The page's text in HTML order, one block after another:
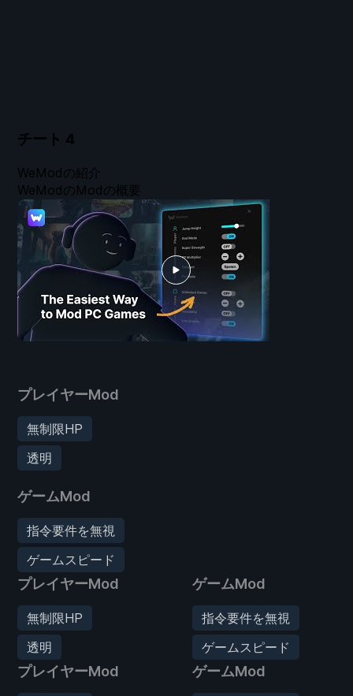
チート 4
プレイヤーMod
無制限HP
透明
ゲームMod
指令要件を無視
ゲームスピード
プレイヤーMod
無制限HP
透明
ゲームMod
指令要件を無視
ゲームスピード
プレイヤーMod ゲームMod
WeModの紹介
WeModのModの概要